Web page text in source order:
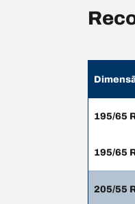
195/65
195/65
205/55